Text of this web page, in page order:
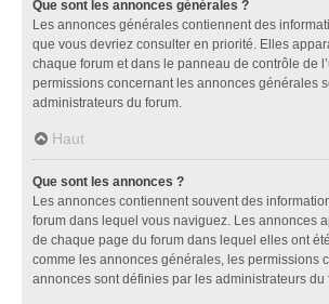
Que sont les annonces générales ?
Les annonces générales contiennent des
que vous devriez consulter en priorité. Elles
chaque forum et dans le panneau de contrôle de
permissions concernant les annonces générales
administrateurs du forum.
Haut
Que sont les annonces ?
Les annonces contiennent souvent des
forum dans lequel vous naviguez. Les annonces
de chaque page du forum dans lequel elles ont
comme les annonces générales, les permissions
annonces sont définies par les administrateurs du